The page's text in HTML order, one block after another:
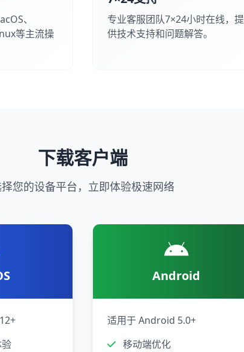
、
等主流操
专业客服团队7×24小时在线，提
供技术支持和问题解答。
下载客户端
您的设备平台，立即体验极速网络
Android
适用于 Android 5.0+
移动端优化